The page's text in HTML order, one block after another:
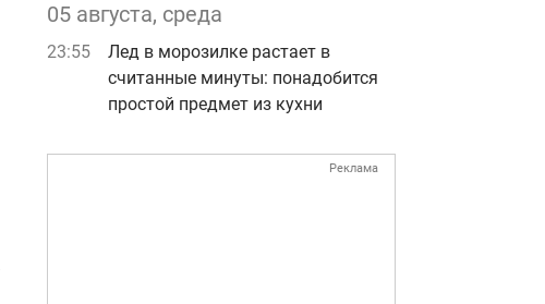
05 августа, среда
23:55
Лед в морозилке растает в
считанные минуты: понадобится
простой предмет из кухни
Реклама